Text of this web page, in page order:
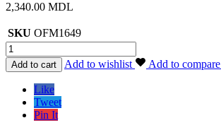
2,340.00 MDL
SKU OFM1649
Cantitate
Led
Bar
Bicolor
Galben
Add to cart Add to wishlist Add to compare
Like
Tweet
Pin It